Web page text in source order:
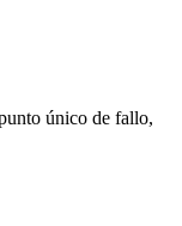
único de fallo,